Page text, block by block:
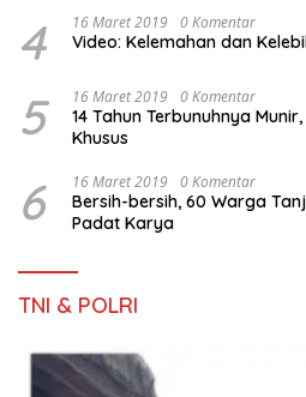
4 16 Maret 2019 0 Komentar
Video: Kelemahan dan
5 16 Maret 2019 0 Komentar
14 Tahun Terbunuhnya
Khusus
6 16 Maret 2019 0 Komentar
Bersih-bersih, 60 Warga
Padat Karya
TNI & POLRI